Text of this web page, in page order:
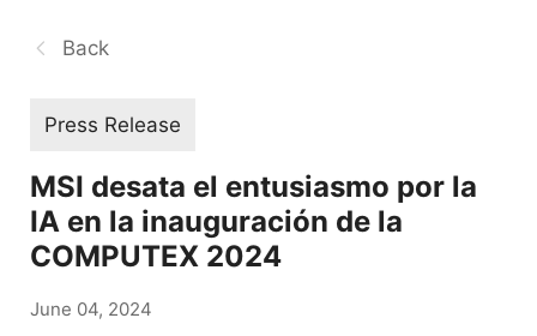
Back
Press Release
MSI desata el entusiasmo por la
IA en la inauguración de la
COMPUTEX 2024
June 04, 2024